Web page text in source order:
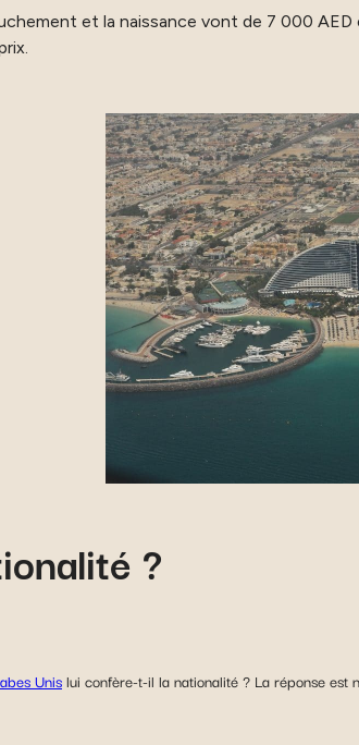
et la naissance vont de 7 000
?
Unislui confère-t-il la nationalité ? La réponse est